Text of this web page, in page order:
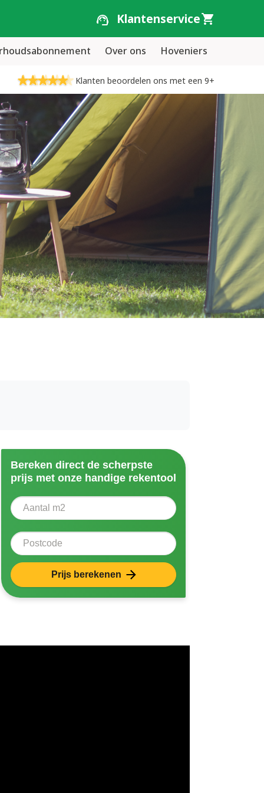
Klantenservice
Over ons Hoveniers
Klanten beoordelen ons met een 9+
Bereken direct de scherpste
prijs met onze handige rekentool
Aantal vierkante meter
Postcode
Prijs berekenen